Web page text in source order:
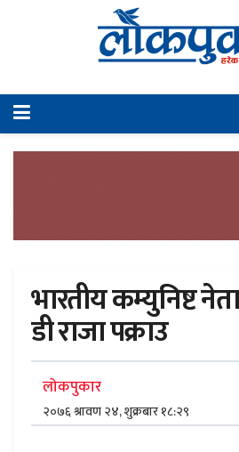
भारतीय कम्युनिष्ट
डी राजा पक्राउ
लोकपुकार
२०७६ श्रावण २४, शुक्रबार १८:२९